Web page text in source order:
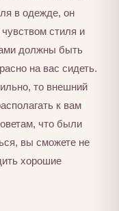
в одежде, он
стиля и
должны быть
на вас сидеть.
то внешний
к вам
что были
вы сможете не
хорошие